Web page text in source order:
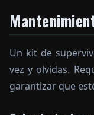
Un kit de
vez y olvidas.
garantizar que